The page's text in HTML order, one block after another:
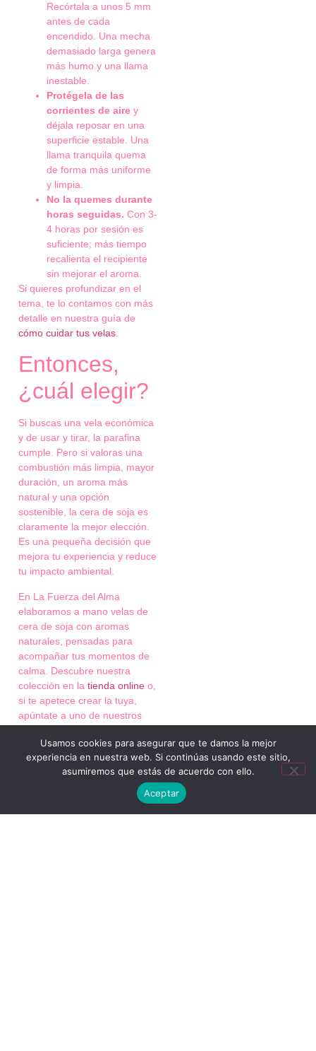
Recórtala a unos 5 mm
antes de cada
encendido. Una mecha
demasiado larga genera
más humo y una llama
inestable.
Protégela de las
corrientes de aire y
déjala reposar en una
superficie estable. Una
llama tranquila quema
de forma más uniforme
y limpia.
No la quemes durante
horas seguidas. Con 3-
4 horas por sesión es
suficiente; más tiempo
recalienta el recipiente
sin mejorar el aroma.
Si quieres profundizar en el
tema, te lo contamos con más
detalle en nuestra guía de
cómo cuidar tus velas
Entonces,
¿cuál elegir?
Si buscas una vela económica
y de usar y tirar, la parafina
cumple. Pero si valoras una
combustión más limpia, mayor
duración, un aroma más
natural y una opción
sostenible, la cera de soja es
claramente la mejor elección.
Es una pequeña decisión que
mejora tu experiencia y reduce
tu impacto ambiental.
En La Fuerza del Alma
elaboramos a mano velas de
cera de soja con aromas
naturales, pensadas para
acompañar tus momentos de
calma. Descubre nuestra
colección en la tienda online o,
si te apetece crear la tuya,
apúntate a uno de nuestros
Usamos cookies para asegurar que te damos la mejor
experiencia en nuestra web. Si continúas usando este sitio,
asumiremos que estás de acuerdo con ello.
Aceptar